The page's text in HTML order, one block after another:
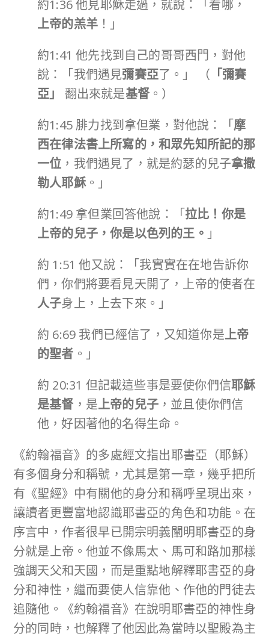
約1:36 他見耶穌走過，就說：「看哪，
上帝的羔羊 ！」
約1:41 他先找到自己的哥哥西門，對他
說：「我們遇見彌賽亞了。」 （ 「彌賽
亞」
翻出來就是基督。）
約1:45 腓力找到拿但業，對他說：「摩
西在律法書上所寫的，和眾先知所記的那
一位 ，我們遇見了，就是約瑟的兒子拿撒
勒人耶穌。」
約1:49 拿但業回答他說：「拉比！你是
上帝的兒子，你是以色列的王。 」
約 1:51 他又說：「我實實在在地告訴你
們，你們將要看見天開了，上帝的使者在
人子身上，上去下來。」
約 6:69 我們已經信了，又知道你是上帝
的聖者 。」
約 20:31 但記載這些事是要使你們信耶穌
是基督，是上帝的兒子 ，並且使你們信
他，好因著他的名得生命。
《約翰福音》的多處經文指出耶書亞（耶穌）
有多個身分和稱號，尤其是第一章，幾乎把所
有《聖經》中有關他的身分和稱呼呈現出來，
讓讀者更豐富地認識耶書亞的角色和功能。在
序言中，作者很早已開宗明義闡明耶書亞的身
分就是上帝。他並不像馬太、馬可和路加那樣
強調天父和天國，而是重點地解釋耶書亞的身
分和神性，繼而要使人信靠他、作他的門徒去
追隨他。《約翰福音》在說明耶書亞的神性身
分的同時，也解釋了他因此為當時以聖殿為主